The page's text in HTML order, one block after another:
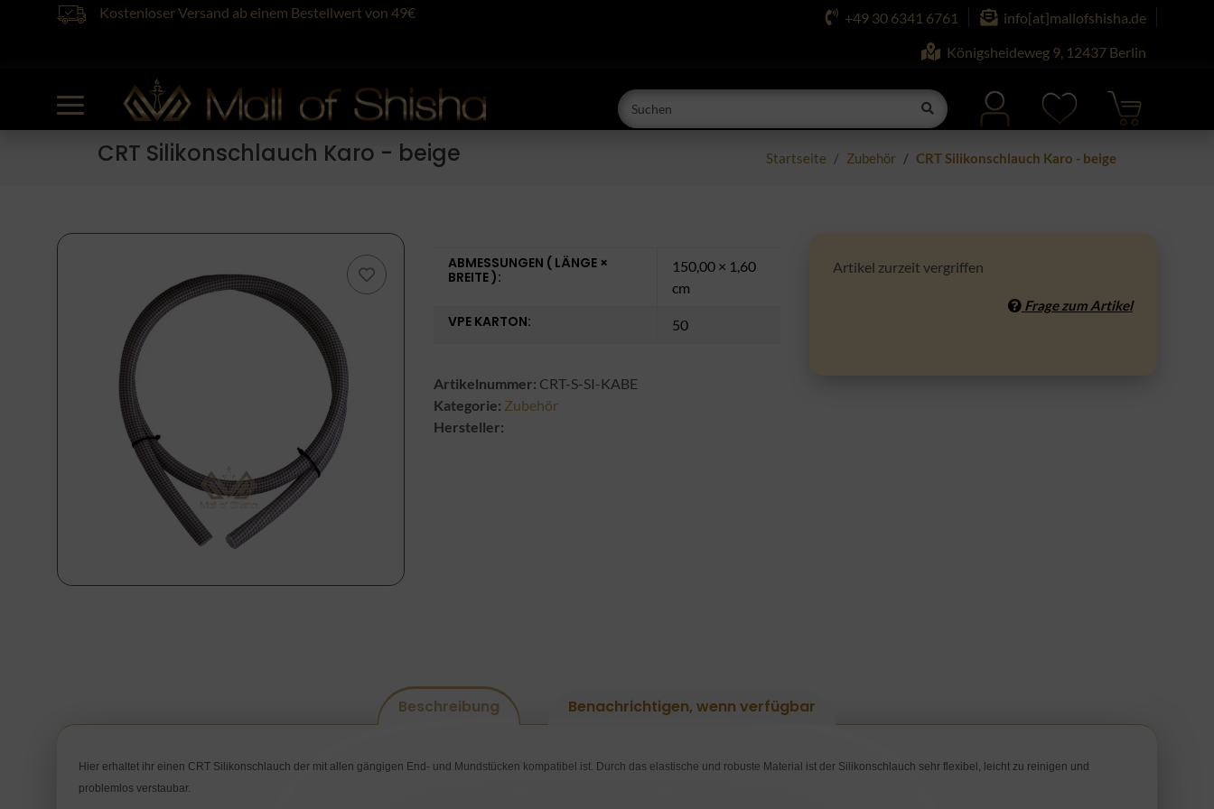
Kostenloser Versand ab einem Bestellwert von 49€ +49 30 6341 6761
info[at]mallofshisha.de
Königsheideweg 9, 12437 Berlin
CRT Silikonschlauch Karo - beige Startseite Zubehör CRT Silikonschlauch Karo - beige
ABMESSUNGEN ( LÄNGE ×
BREITE ):
150,00 × 1,60
cm
VPE KARTON: 50
Artikelnummer: CRT-S-SI-KABE
Kategorie: Zubehör
Hersteller:
Artikel zurzeit vergriffen
Frage zum Artikel
Beschreibung Benachrichtigen, wenn verfügbar
Hier erhaltet ihr einen CRT Silikonschlauch der mit allen gängigen End- und Mundstücken kompatibel ist. Durch das elastische und robuste Material ist der Silikonschlauch sehr flexibel, leicht zu reinigen und
problemlos verstaubar.